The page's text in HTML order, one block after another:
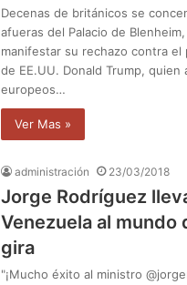
Decenas de británicos se
afueras del Palacio de
manifestar su rechazo contra el
de EE.UU. Donald Trump,
europeos…
Ver Mas »
administración 23/03/2018
Jorge Rodríguez
Venezuela al mundo
gira
"¡Mucho éxito al ministro